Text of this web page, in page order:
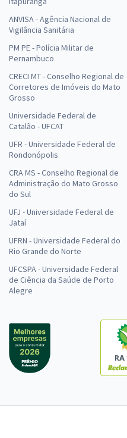
ANVISA - Agência Nacional de
Vigilância Sanitária
PM PE - Polícia Militar de
Pernambuco
CRECI MT - Conselho Regional de
Corretores de Imóveis do Mato
Grosso
Universidade Federal de
Catalão - UFCAT
UFR - Universidade Federal de
Rondonópolis
CRA MS - Conselho Regional de
Administração do Mato Grosso
do Sul
UFJ - Universidade Federal de
Jataí
UFRN - Universidade Federal do
Rio Grande do Norte
UFCSPA - Universidade Federal
de Ciência da Saúde de Porto
Alegre
RA